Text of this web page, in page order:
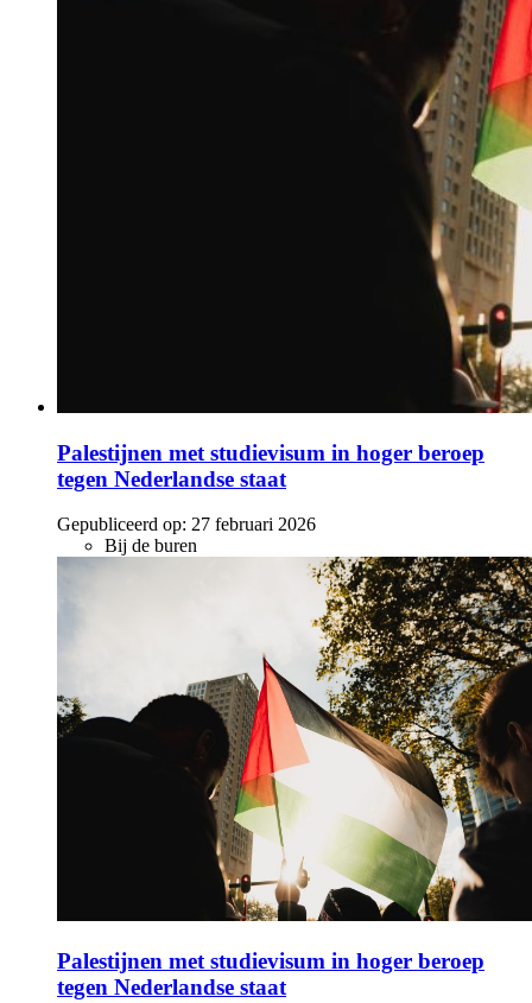
Palestijnen met studievisum in hoger beroep
tegen Nederlandse staat
Gepubliceerd op: 27 februari 2026
Bij de buren
Palestijnen met studievisum in hoger beroep
tegen Nederlandse staat